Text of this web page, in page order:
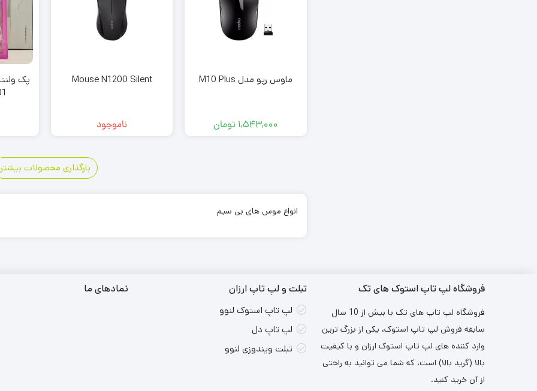
ماوس رپو مدل M10 Plus
1,543,000 تومان
Mouse N1200 Silent
ناموجود
پک
1
2
بارگذاری محصولات بیشتر
انواع موس های بی سیم
فروشگاه لپ تاپ استوک های تک
فروشگاه لپ تاپ های تک با بیش از 10 سال
سابقه فروش لپ تاپ استوک، یکی از بزرگ ترین
وارد کننده های لپ تاپ استوک ارزان و با کیفیت
بالا (گرید بالا) است، که شما می توانید به راحتی
از آن خرید کنید.
تبلت و لپ تاپ ارزان
لپ تاپ استوک لنوو
لپ تاپ دل
تبلت ویندوزی لنوو
نمادهای ما